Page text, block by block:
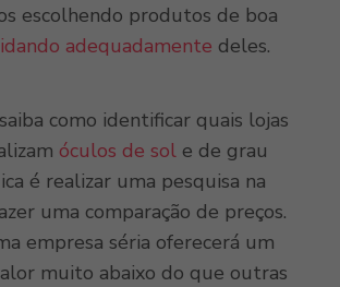
escolhendo produtos de boa
adequadamente deles.
como identificar quais lojas
óculos de sol e de grau
é realizar uma pesquisa na
uma comparação de preços.
empresa séria oferecerá um
muito abaixo do que outras